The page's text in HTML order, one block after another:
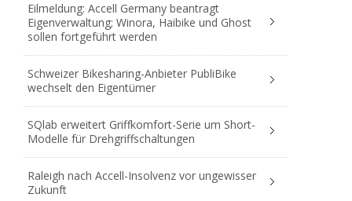
Eilmeldung: Accell Germany beantragt
Eigenverwaltung; Winora, Haibike und Ghost
sollen fortgeführt werden
Schweizer Bikesharing-Anbieter PubliBike
wechselt den Eigentümer
SQlab erweitert Griffkomfort-Serie um Short-
Modelle für Drehgriffschaltungen
Raleigh nach Accell-Insolvenz vor ungewisser
Zukunft